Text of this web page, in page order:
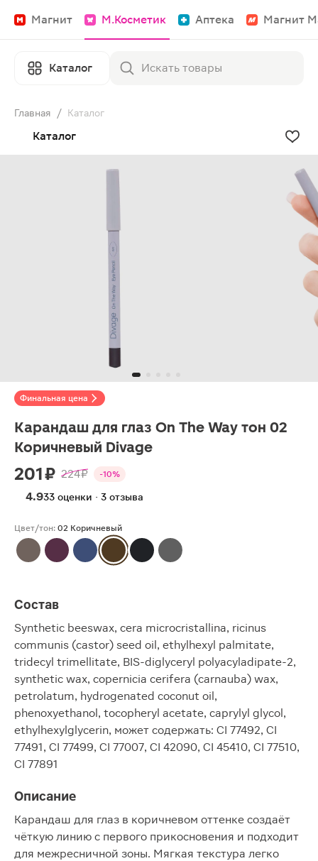
Магнит М.Косметик Аптека Магнит
Каталог
Главная / Каталог
Каталог
Финальная цена
Карандаш для глаз On The Way тон 02
Коричневый Divage
201 ₽ 224 ₽ -10%
4.933 оценки · 3 отзыва
Цвет/тон: 02 Коричневый
Состав
Synthetic beeswax, cera microcristallina, ricinus
communis (castor) seed oil, ethylhexyl palmitate,
tridecyl trimellitate, BIS-diglyceryl polyacyladipate-2,
synthetic wax, copernicia cerifera (carnauba) wax,
petrolatum, hydrogenated coconut oil,
phenoxyethanol, tocopheryl acetate, caprylyl glycol,
ethylhexylglycerin, может содержать: CI 77492, CI
77491, CI 77499, CI 77007, CI 42090, CI 45410, CI 77510,
CI 77891
Описание
Карандаш для глаз в коричневом оттенке создаёт
чёткую линию с первого прикосновения и подходит
для межресничной зоны. Мягкая текстура легко